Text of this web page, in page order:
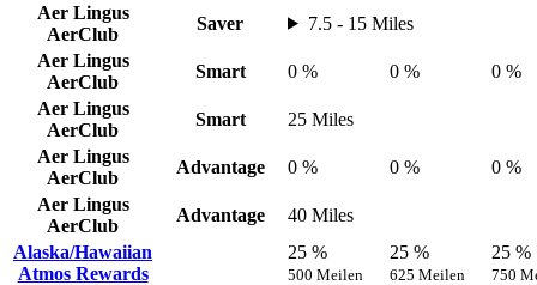
Aer Lingus
AerClub
Saver
7.5 - 15 Miles
Aer Lingus
AerClub
Smart 0 % 0 %
0 %
Aer Lingus
AerClub
Smart
25 Miles
Aer Lingus
AerClub
Advantage 0 % 0 %
0 %
Aer Lingus
AerClub
Advantage
40 Miles
Alaska/Hawaiian
Atmos Rewards
25 %
500 Meilen
25 %
625 Meilen
25 %
750